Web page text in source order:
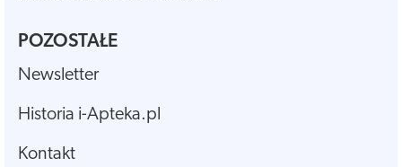
POZOSTAŁE
Newsletter
Historia i-Apteka.pl
Kontakt